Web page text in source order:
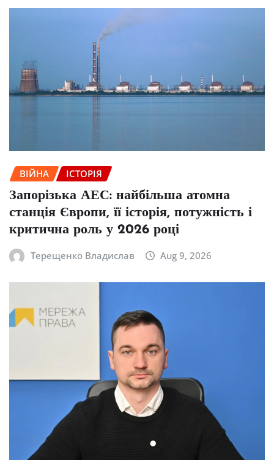
ВІЙНА ІСТОРІЯ
Запорізька АЕС: найбільша атомна
станція Європи, її історія, потужність і
критична роль у 2026 році
Терещенко Владислав Aug 9, 2026